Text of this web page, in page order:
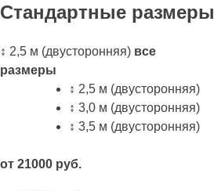
Стандартные размеры
↕ 2,5 м (двусторонняя) все
размеры
↕ 2,5 м (двусторонняя)
↕ 3,0 м (двусторонняя)
↕ 3,5 м (двусторонняя)
от 21000 руб.